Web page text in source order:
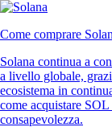
Come comprare
Solana continua a
a livello globale,
ecosistema in
come acquistare
consapevolezza.